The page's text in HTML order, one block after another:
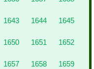
1643 1644 1645
1650 1651 1652
1657 1658 1659